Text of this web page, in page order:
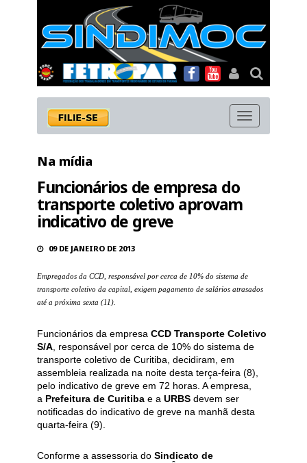
MENU
Na mídia
Funcionários de empresa do
transporte coletivo aprovam
indicativo de greve
09 DE JANEIRO DE 2013
Empregados da CCD, responsável por cerca de 10% do sistema de
transporte coletivo da capital, exigem pagamento de salários atrasados
até a próxima sexta (11).
Funcionários da empresa CCD Transporte Coletivo
S/A , responsável por cerca de 10% do sistema de
transporte coletivo de Curitiba, decidiram, em
assembleia realizada na noite desta terça-feira (8),
pelo indicativo de greve em 72 horas. A empresa,
a Prefeitura de Curitiba e a URBS devem ser
notificadas do indicativo de greve na manhã desta
quarta-feira (9).
Conforme a assessoria do Sindicato de